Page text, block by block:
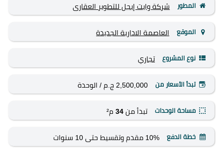
المطور شركة وايت إيجل للتطوير العقارى
الموقع العاصمة الادارية الجديدة
نوع المشروع تجاري
تبدأ الأسعار من 2,500,000 ج.م / الوحدة
مساحة الوحدات تبدأ من 34م²
خطة الدفع 10% مقدم وتقسيط حتى 10 سنوات